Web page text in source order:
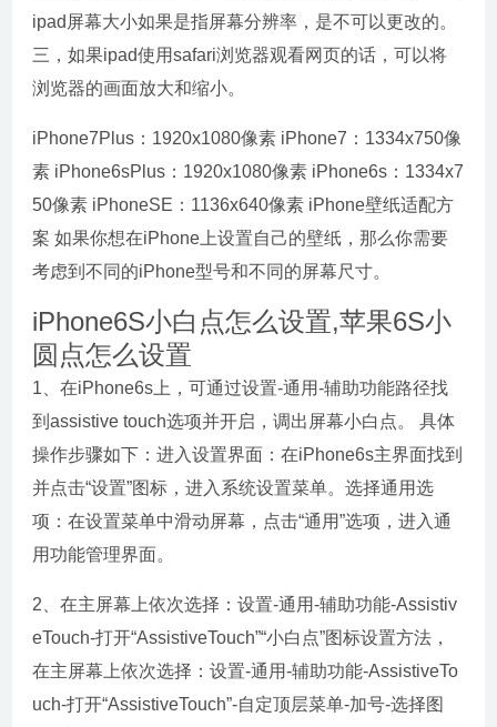
ipad屏幕大小如果是指屏幕分辨率，是不可以更改的。
三，如果ipad使用safari浏览器观看网页的话，可以将
浏览器的画面放大和缩小。
iPhone7Plus：1920x1080像素 iPhone7：1334x750像
素 iPhone6sPlus：1920x1080像素 iPhone6s：1334x7
50像素 iPhoneSE：1136x640像素 iPhone壁纸适配方
案 如果你想在iPhone上设置自己的壁纸，那么你需要
考虑到不同的iPhone型号和不同的屏幕尺寸。
iPhone6S小白点怎么设置,苹果6S小
圆点怎么设置
1、在iPhone6s上，可通过设置-通用-辅助功能路径找
到assistive touch选项并开启，调出屏幕小白点。 具体
操作步骤如下：进入设置界面：在iPhone6s主界面找到
并点击“设置”图标，进入系统设置菜单。选择通用选
项：在设置菜单中滑动屏幕，点击“通用”选项，进入通
用功能管理界面。
2、在主屏幕上依次选择：设置-通用-辅助功能-Assistiv
eTouch-打开“AssistiveTouch”“小白点”图标设置方法，
在主屏幕上依次选择：设置-通用-辅助功能-AssistiveTo
uch-打开“AssistiveTouch”-自定顶层菜单-加号-选择图